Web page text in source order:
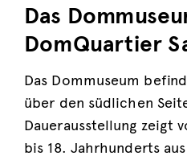
Das
DomQuartier
Das Dommuseum
über den südlichen
Dauerausstellung zeigt
bis 18. Jahrhunderts